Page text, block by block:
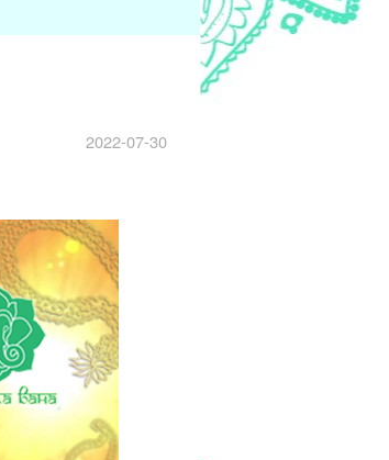
2022-07-30